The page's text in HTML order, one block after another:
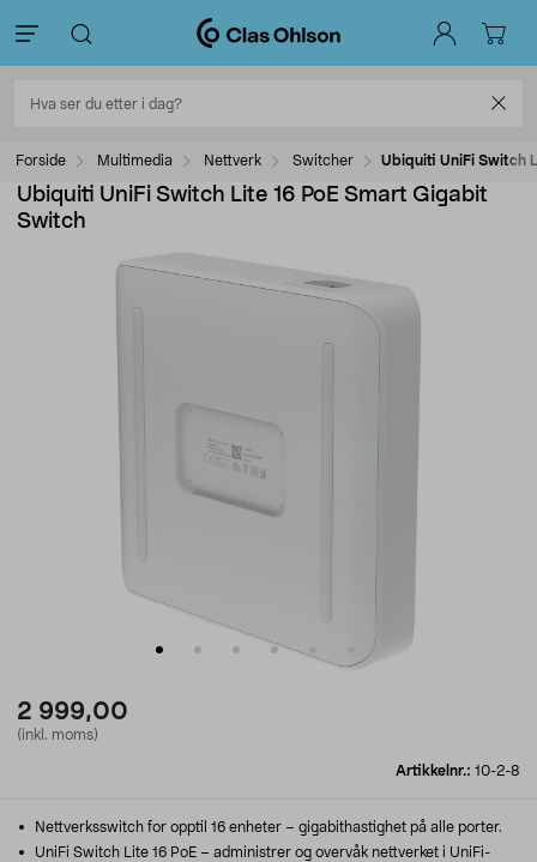
Forside Multimedia Nettverk Switcher Ubiquiti UniFi Switch
Ubiquiti UniFi Switch Lite 16 PoE Smart Gigabit
Switch
2 999,00
(inkl. moms)
Artikkelnr.: 10-2-8
Nettverksswitch for opptil 16 enheter – gigabithastighet på alle porter.
UniFi Switch Lite 16 PoE – administrer og overvåk nettverket i UniFi-